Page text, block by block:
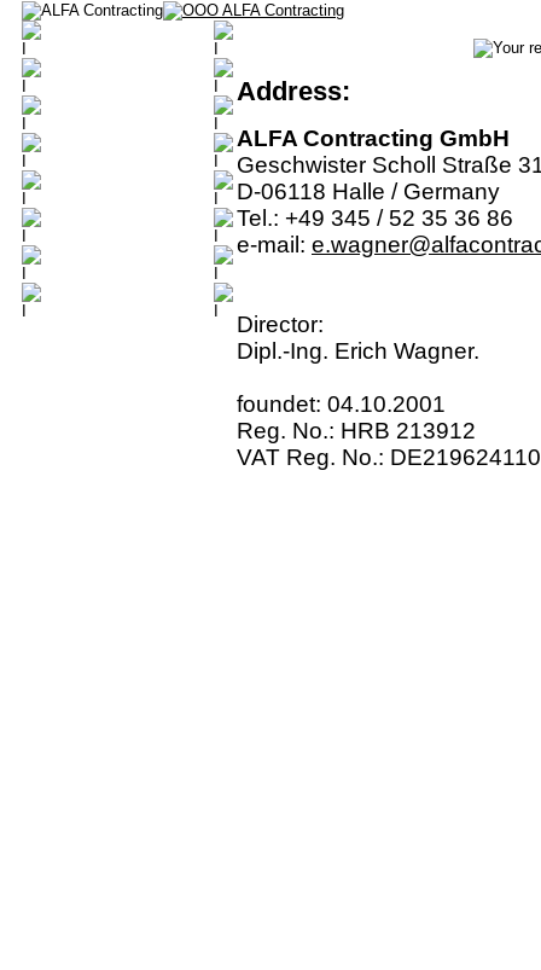
Address:
ALFA Contracting GmbH
Geschwister Scholl Straße
D-06118 Halle / Germany
Tel.: +49 345 / 52 35 36 86
e-mail:
Director:
Dipl.-Ing. Erich Wagner.
foundet: 04.10.2001
Reg. No.: HRB 213912
VAT Reg. No.: DE219624110